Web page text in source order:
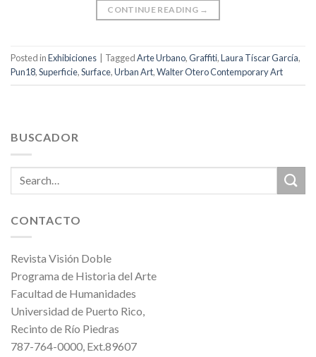
CONTINUE READING →
Posted inExhibiciones TaggedArte Urbano,Graffiti,Laura Tíscar García,
Pun18,Superficie,Surface,Urban Art,Walter Otero Contemporary Art
BUSCADOR
CONTACTO
Revista Visión Doble
Programa de Historia del Arte
Facultad de Humanidades
Universidad de Puerto Rico,
Recinto de Río Piedras
787-764-0000, Ext.89607